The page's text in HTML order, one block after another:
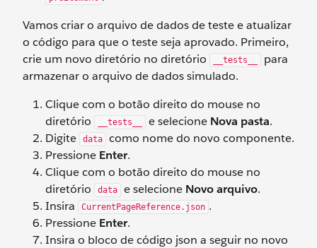
Vamos criar o arquivo de dados de teste e atualizar
o código para que o teste seja aprovado. Primeiro,
crie um novo diretório no diretório
__tests__
para
armazenar o arquivo de dados simulado.
Clique com o botão direito do mouse no
diretório
__tests__ e selecione Nova pasta.
Digite
data
como nome do novo componente.
Pressione Enter.
Clique com o botão direito do mouse no
diretório
data e selecione Novo arquivo.
Insira
CurrentPageReference.json .
Pressione Enter.
Insira o bloco de código json a seguir no novo